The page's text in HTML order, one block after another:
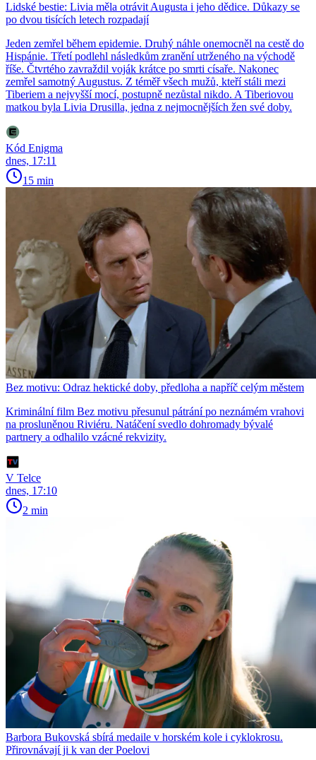
Lidské bestie: Livia měla otrávit Augusta i jeho dědice. Důkazy se
po dvou tisících letech rozpadají
Jeden zemřel během epidemie. Druhý náhle onemocněl na cestě do
Hispánie. Třetí podlehl následkům zranění utrženého na východě
říše. Čtvrtého zavraždil voják krátce po smrti císaře. Nakonec
zemřel samotný Augustus. Z téměř všech mužů, kteří stáli mezi
Tiberiem a nejvyšší mocí, postupně nezůstal nikdo. A Tiberiovou
matkou byla Livia Drusilla, jedna z nejmocnějších žen své doby.
Kód Enigma
dnes, 17:11
15 min
Bez motivu: Odraz hektické doby, předloha a napříč celým městem
Kriminální film Bez motivu přesunul pátrání po neznámém vrahovi
na prosluněnou Riviéru. Natáčení svedlo dohromady bývalé
partnery a odhalilo vzácné rekvizity.
V Telce
dnes, 17:10
2 min
Barbora Bukovská sbírá medaile v horském kole i cyklokrosu.
Přirovnávají ji k van der Poelovi